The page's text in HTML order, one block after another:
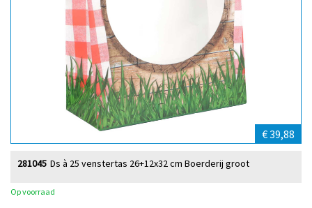
€ 39,88
Ds à 25 venstertas 26+12x32 cm Boerderij groot
281045
Op voorraad